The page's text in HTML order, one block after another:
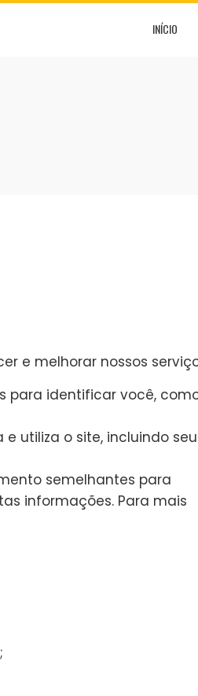
INÍCIO
e melhorar nossos
para identificar você,
utiliza o site, incluindo seu
semelhantes para
informações. Para mais